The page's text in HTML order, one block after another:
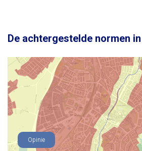
De achtergestelde normen
Opinie